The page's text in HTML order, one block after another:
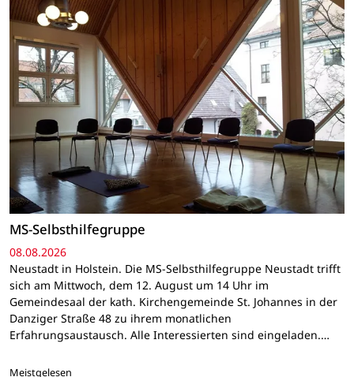
MS-Selbsthilfegruppe
08.08.2026
Neustadt in Holstein. Die MS-Selbsthilfegruppe Neustadt trifft
sich am Mittwoch, dem 12. August um 14 Uhr im
Gemeindesaal der kath. Kirchengemeinde St. Johannes in der
Danziger Straße 48 zu ihrem monatlichen
Erfahrungsaustausch. Alle Interessierten sind eingeladen.…
Meistgelesen